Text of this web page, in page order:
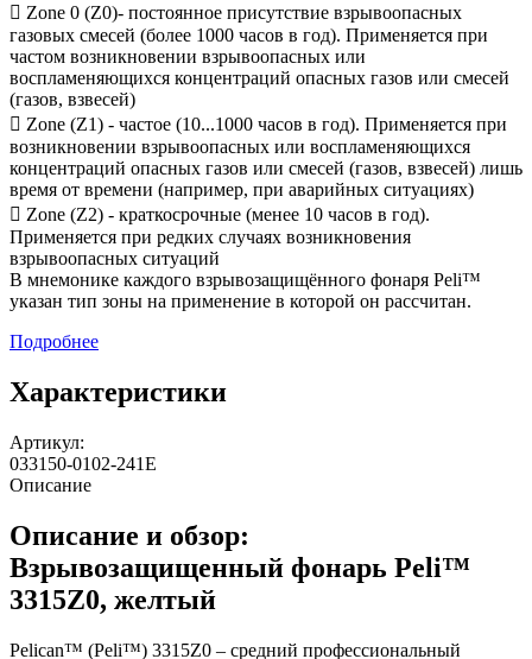
 Zone 0 (Z0)- постоянное присутствие взрывоопасных
газовых смесей (более 1000 часов в год). Применяется при
частом возникновении взрывоопасных или
воспламеняющихся концентраций опасных газов или смесей
(газов, взвесей)
 Zone (Z1) - частое (10...1000 часов в год). Применяется при
возникновении взрывоопасных или воспламеняющихся
концентраций опасных газов или смесей (газов, взвесей) лишь
время от времени (например, при аварийных ситуациях)
 Zone (Z2) - краткосрочные (менее 10 часов в год).
Применяется при редких случаях возникновения
взрывоопасных ситуаций
В мнемонике каждого взрывозащищённого фонаря Peli™
указан тип зоны на применение в которой он рассчитан.
Подробнее
Характеристики
Артикул:
033150-0102-241E
Описание
Описание и обзор:
Взрывозащищенный фонарь Peli™
3315Z0, желтый
Pelican™ (Peli™) 3315Z0 – средний профессиональный